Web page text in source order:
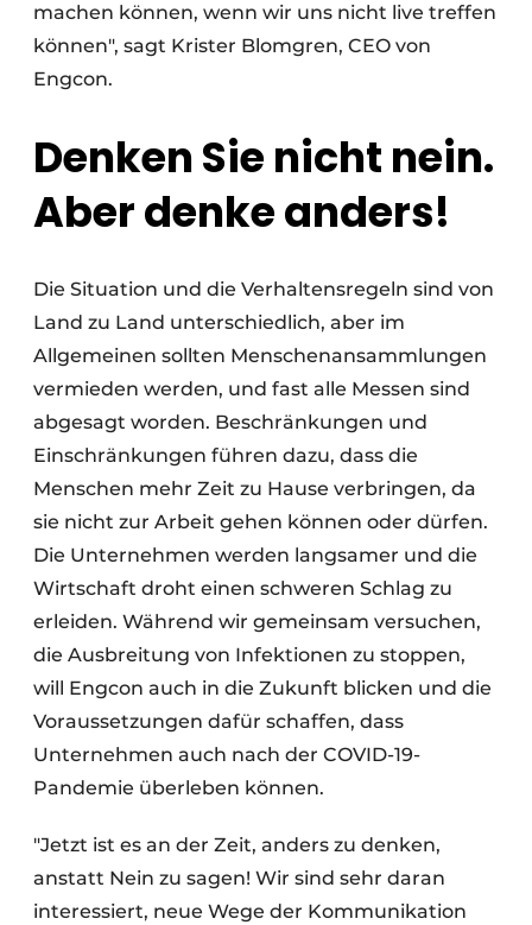
machen können, wenn wir uns nicht live treffen
können", sagt Krister Blomgren, CEO von
Engcon.
Denken Sie nicht nein.
Aber denke anders!
Die Situation und die Verhaltensregeln sind von
Land zu Land unterschiedlich, aber im
Allgemeinen sollten Menschenansammlungen
vermieden werden, und fast alle Messen sind
abgesagt worden. Beschränkungen und
Einschränkungen führen dazu, dass die
Menschen mehr Zeit zu Hause verbringen, da
sie nicht zur Arbeit gehen können oder dürfen.
Die Unternehmen werden langsamer und die
Wirtschaft droht einen schweren Schlag zu
erleiden. Während wir gemeinsam versuchen,
die Ausbreitung von Infektionen zu stoppen,
will Engcon auch in die Zukunft blicken und die
Voraussetzungen dafür schaffen, dass
Unternehmen auch nach der COVID-19-
Pandemie überleben können.
"Jetzt ist es an der Zeit, anders zu denken,
anstatt Nein zu sagen! Wir sind sehr daran
interessiert, neue Wege der Kommunikation